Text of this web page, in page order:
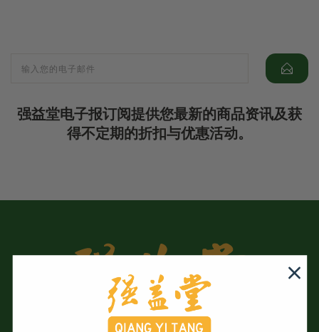
强益堂电子报订阅提供您最新的商品资讯及获
得不定期的折扣与优惠活动。